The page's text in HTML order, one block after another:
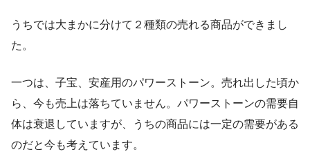
うちでは大まかに分けて２種類の売れる商品ができまし
た。
一つは、子宝、安産用のパワーストーン。売れ出した頃か
ら、今も売上は落ちていません。パワーストーンの需要自
体は衰退していますが、うちの商品には一定の需要がある
のだと今も考えています。